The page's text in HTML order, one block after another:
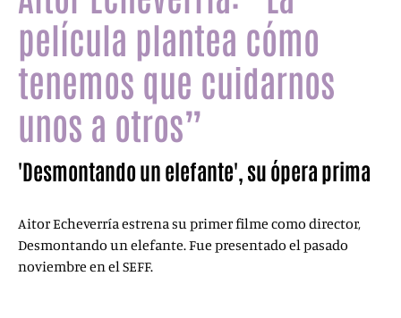
película plantea cómo
tenemos que cuidarnos
unos a otros”
'Desmontando un elefante', su ópera prima
Aitor Echeverría estrena su primer filme como director,
Desmontando un elefante. Fue presentado el pasado
noviembre en el SEFF.